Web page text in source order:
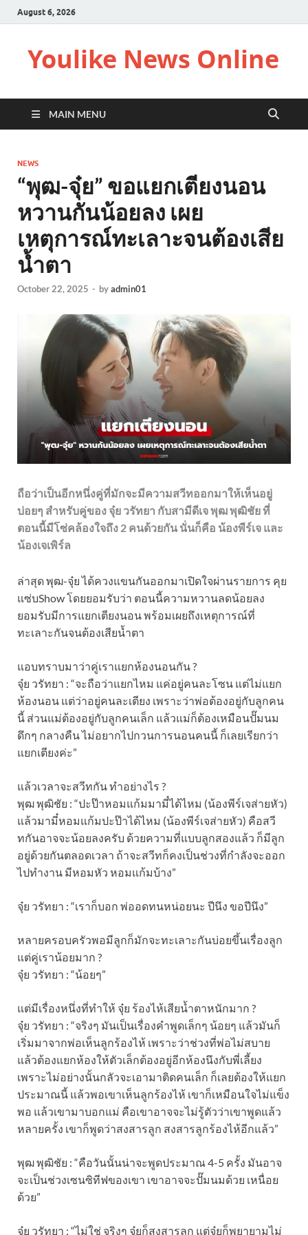
August 6, 2026
Youlike News Online
MAIN MENU
NEWS
“พุฒ-จุ๋ย” ขอแยกเตียงนอน
หวานกันน้อยลง เผย
เหตุการณ์ทะเลาะจนต้องเสีย
น้ำตา
October 22, 2025 - byadmin01
ถือว่าเป็นอีกหนึ่งคู่ที่มักจะมีความสวีทออกมาให้เห็นอยู่
บ่อยๆ สำหรับคู่ของ จุ๋ย วรัทยา กับสามีดีเจ พุฒ พุฒิชัย ที่
ตอนนี้มีโซ่คล้องใจถึง 2 คนด้วยกัน นั่นก็คือ น้องพีร์เจ และ
น้องเจเพิร์ล
ล่าสุด พุฒ-จุ๋ย ได้ควงแขนกันออกมาเปิดใจผ่านรายการ คุย
แซ่บShow โดยยอมรับว่า ตอนนี้ความหวานลดน้อยลง
ยอมรับมีการแยกเตียงนอน พร้อมเผยถึงเหตุการณ์ที่
ทะเลาะกันจนต้องเสียน้ำตา
แอบทราบมาว่าคู่เราแยกห้องนอนกัน ?
จุ๋ย วรัทยา : “จะถือว่าแยกไหม แค่อยู่คนละโซน แต่ไม่แยก
ห้องนอน แต่ว่าอยู่คนละเตียง เพราะว่าพ่อต้องอยู่กับลูกคน
นี้ ส่วนแม่ต้องอยู่กับลูกคนเล็ก แล้วแม่ก็ต้องเหมือนปั๊มนม
ดึกๆ กลางคืน ไม่อยากไปกวนการนอนคนนี้ ก็เลยเรียกว่า
แยกเตียงค่ะ”
แล้วเวลาจะสวีทกัน ทำอย่างไร ?
พุฒ พุฒิชัย : “ปะป๊าหอมแก้มมามี๋ได้ไหม (น้องพีร์เจส่ายหัว)
แล้วมามี๋หอมแก้มปะป๊าได้ไหม (น้องพีร์เจส่ายหัว) คือสวี
ทกันอาจจะน้อยลงครับ ด้วยความที่แบบลูกสองแล้ว ก็มีลูก
อยู่ด้วยกันตลอดเวลา ถ้าจะสวีทก็คงเป็นช่วงที่กำลังจะออก
ไปทำงาน มีหอมหัว หอมแก้มบ้าง”
จุ๋ย วรัทยา : “เราก็บอก พ่ออดทนหน่อยนะ ปีนึง ขอปีนึง”
หลายครอบครัวพอมีลูกก็มักจะทะเลาะกันบ่อยขึ้นเรื่องลูก
แต่คู่เราน้อยมาก ?
จุ๋ย วรัทยา : “น้อยๆ”
แต่มีเรื่องหนึ่งที่ทำให้ จุ๋ย ร้องไห้เสียน้ำตาหนักมาก ?
จุ๋ย วรัทยา : “จริงๆ มันเป็นเรื่องคำพูดเล็กๆ น้อยๆ แล้วมันก็
เริ่มมาจากพ่อเห็นลูกร้องไห้ เพราะว่าช่วงที่พ่อไม่สบาย
แล้วต้องแยกห้องให้ตัวเล็กต้องอยู่อีกห้องนึงกับพี่เลี้ยง
เพราะไม่อย่างนั้นกลัวจะเอามาติดคนเล็ก ก็เลยต้องให้แยก
ประมาณนี้ แล้วพอเขาเห็นลูกร้องไห้ เขาก็เหมือนใจไม่แข็ง
พอ แล้วเขามาบอกแม่ คือเขาอาจจะไม่รู้ตัวว่าเขาพูดแล้ว
หลายครั้ง เขาก็พูดว่าสงสารลูก สงสารลูกร้องไห้อีกแล้ว”
พุฒ พุฒิชัย : “คือวันนั้นน่าจะพูดประมาณ 4-5 ครั้ง มันอาจ
จะเป็นช่วงเซนซิทีฟของเขา เขาอาจจะปั๊มนมด้วย เหนื่อย
ด้วย”
จุ๋ย วรัทยา : “ไม่ใช่ จริงๆ จุ๋ยก็สงสารลูก แต่จุ๋ยก็พยายามไม่